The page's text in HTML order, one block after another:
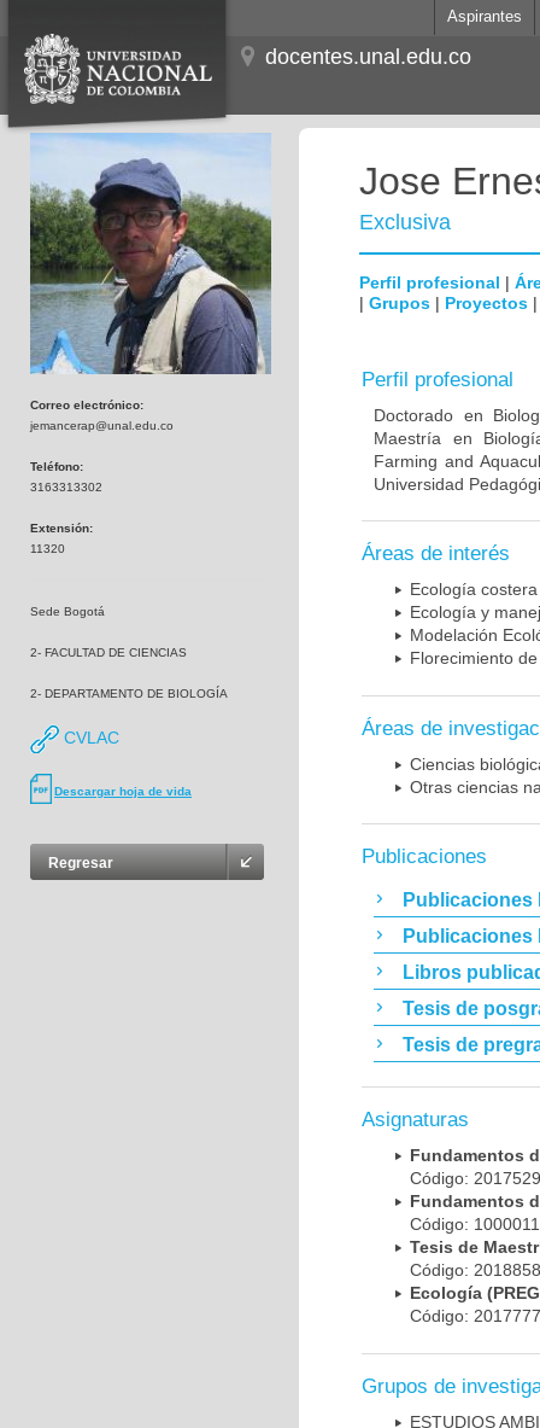
Aspirantes
docentes.unal.edu.co
Correo electrónico:
jemancerap@unal.edu.co
Teléfono:
3163313302
Extensión:
11320
Sede Bogotá
2- FACULTAD DE CIENCIAS
2- DEPARTAMENTO DE BIOLOGÍA
CVLAC
Descargar hoja de vida
Regresar
Jose
Exclusiva
Perfil profesional |
| Grupos | Proyectos
Perfil profesional
Doctorado en
Maestría en
Farming and
Universidad
Áreas de interés
Ecología costera
Ecología y
Modelación
Florecimiento
Áreas de
Ciencias
Otras ciencias
Publicaciones
Publicaciones
Publicaciones
Libros
Tesis de
Tesis de
Asignaturas
Fundamentos
Código:
Fundamentos
Código:
Tesis de
Código:
Ecología
Código:
Grupos de
ESTUDIOS